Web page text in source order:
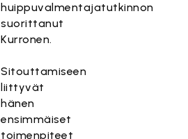
huippuvalmentajatutkinnon
suorittanut
Kurronen.
Sitouttamiseen
liittyvät
hänen
ensimmäiset
toimenpiteet